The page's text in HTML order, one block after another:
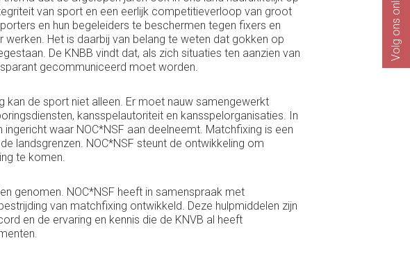
van sport en een eerlijk competitieverloop van groot
en hun begeleiders te beschermen tegen fixers en
Het is daarbij van belang te weten dat gokken op
De KNBB vindt dat, als zich situaties ten aanzien van
gecommuniceerd moet worden.
de sport niet alleen. Er moet nauw samengewerkt
kansspelautoriteit en kansspelorganisaties. In
waar NOC*NSF aan deelneemt. Matchfixing is een
landsgrenzen. NOC*NSF steunt de ontwikkeling om
te komen.
genomen. NOC*NSF heeft in samenspraak met
van matchfixing ontwikkeld. Deze hulpmiddelen zijn
en de ervaring en kennis die de KNVB al heeft
Volg ons online